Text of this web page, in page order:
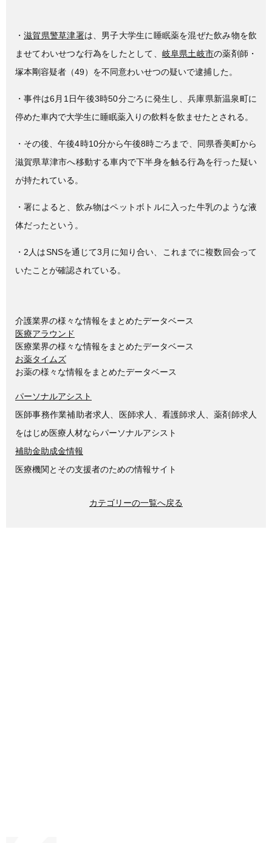
・滋賀県警草津署は、男子大学生に睡眠薬を混ぜた飲み物を飲
ませてわいせつな行為をしたとして、 岐阜県土岐市の薬剤師・
塚本剛容疑者（49）を不同意わいせつの疑いで逮捕した。
・事件は6月1日午後3時50分ごろに発生し、兵庫県新温泉町に
停めた車内で大学生に睡眠薬入りの飲料を飲ませたとされる。
・その後、午後4時10分から午後8時ごろまで、同県香美町から
滋賀県草津市へ移動する車内で下半身を触る行為を行った疑い
が持たれている。
・署によると、飲み物はペットボトルに入った牛乳のような液
体だったという。
・2人はSNSを通じて3月に知り合い、これまでに複数回会って
いたことが確認されている。
介護業界の様々な情報をまとめたデータベース
医療アラウンド
医療業界の様々な情報をまとめたデータベース
お薬タイムズ
お薬の様々な情報をまとめたデータベース
パーソナルアシスト
医師事務作業補助者求人、医師求人、看護師求人、薬剤師求人
をはじめ医療人材ならパーソナルアシスト
補助金助成金情報
医療機関とその支援者のための情報サイト
カテゴリーの一覧へ戻る